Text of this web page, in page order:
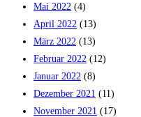
Mai 2022 (4)
April 2022 (13)
März 2022 (13)
Februar 2022 (12)
Januar 2022 (8)
Dezember 2021 (11)
November 2021 (17)